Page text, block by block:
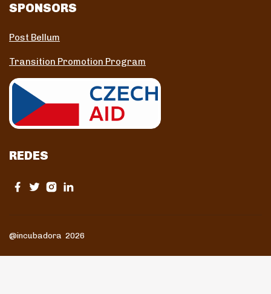
SPONSORS
Post Bellum
Transition Promotion Program
REDES
@incubadora 2026